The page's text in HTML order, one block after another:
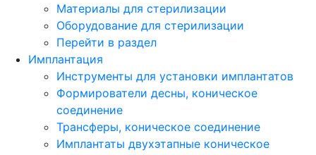
Материалы для стерилизации
Оборудование для стерилизации
Перейти в раздел
Имплантация
Инструменты для установки имплантатов
Формирователи десны, коническое
соединение
Трансферы, коническое соединение
Имплантаты двухэтапные коническое